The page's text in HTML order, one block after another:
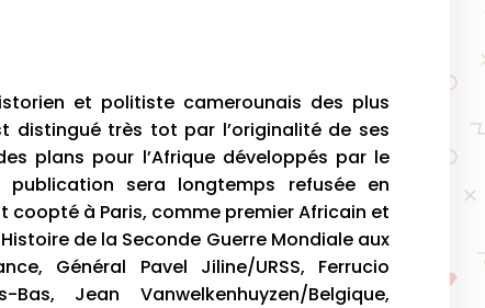
et politiste camerounais des plus
distingué très tot par l’originalité de ses
plans pour l’Afrique développés par le
sera longtemps refusée en
coopté à Paris, comme premier Africain et
de la Seconde Guerre Mondiale aux
Général Pavel Jiline/URSS, Ferrucio
Jean Vanwelkenhuyzen/Belgique,